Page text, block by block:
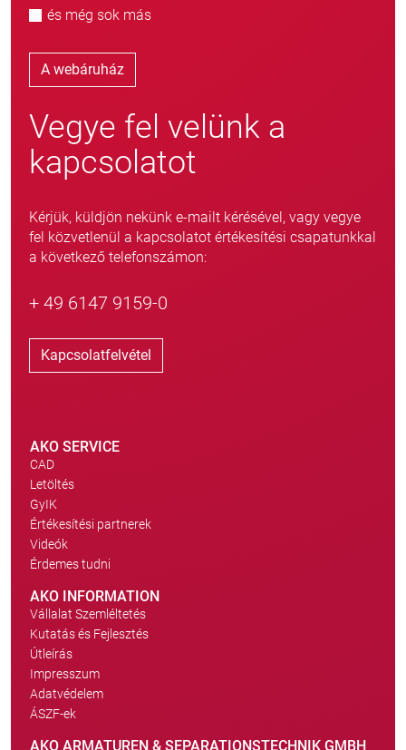
és még sok más
A webáruház
Vegye fel velünk a
kapcsolatot
Kérjük, küldjön nekünk e-mailt kérésével, vagy vegye
fel közvetlenül a kapcsolatot értékesítési csapatunkkal
a következő telefonszámon:
+ 49 6147 9159-0
Kapcsolatfelvétel
AKO SERVICE
CAD
Letöltés
GyIK
Értékesítési partnerek
Videók
Érdemes tudni
AKO INFORMATION
Vállalat Szemléltetés
Kutatás és Fejlesztés
Útleírás
Impresszum
Adatvédelem
ÁSZF-ek
AKO ARMATUREN & SEPARATIONSTECHNIK GMBH